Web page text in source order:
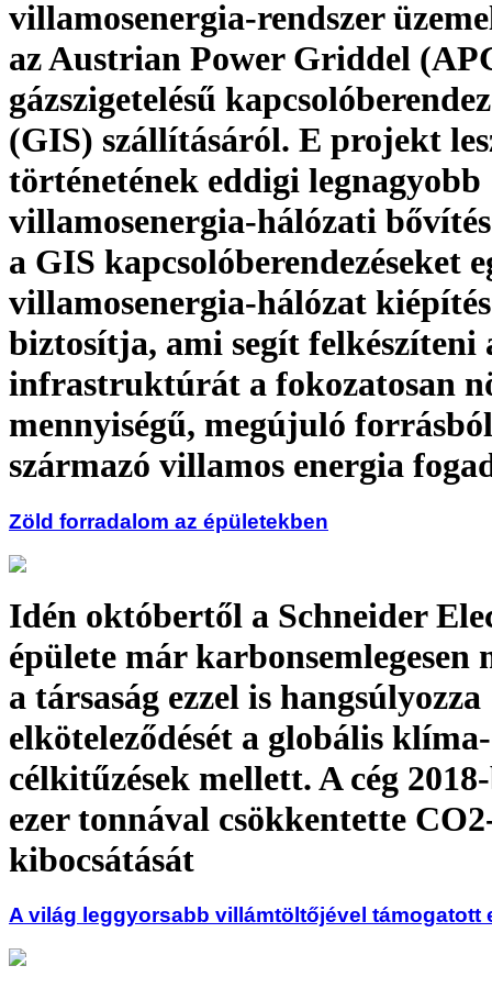
villamosenergia-rendszer
az Austrian Power Griddel
gázszigetelésű
(GIS) szállításáról. E projekt
történetének eddigi legnagyobb
villamosenergia-hálózati
a GIS kapcsolóberendezéseket
villamosenergia-hálózat
biztosítja, ami segít felkészíteni
infrastruktúrát a fokozatosan
mennyiségű, megújuló forrásból
származó villamos energia
Zöld forradalom az épületekben
Idén októbertől a Schneider
épülete már karbonsemlegesen
a társaság ezzel is hangsúlyozza
elköteleződését a globális klíma-
célkitűzések mellett. A cég
ezer tonnával csökkentette
kibocsátását
A világ leggyorsabb villámtöltőjével támogatott